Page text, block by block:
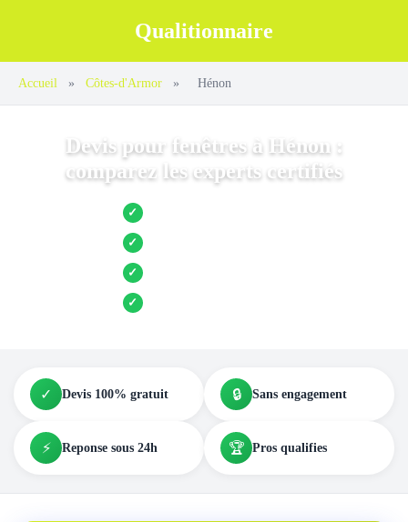
Qualitionnaire
Accueil » Côtes-d'Armor » Hénon
Devis pour fenêtres à Hénon :
comparez les experts certifiés
✓ Jusqu’à 3 devis comparés
✓ Entreprises locales vérifiées
✓ Pose garantie
✓ Aides et primes incluses
✓ Devis 100% gratuit 🔒 Sans engagement
⚡ Reponse sous 24h 🏆 Pros qualifies